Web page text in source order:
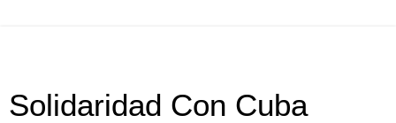
Solidaridad Con Cuba